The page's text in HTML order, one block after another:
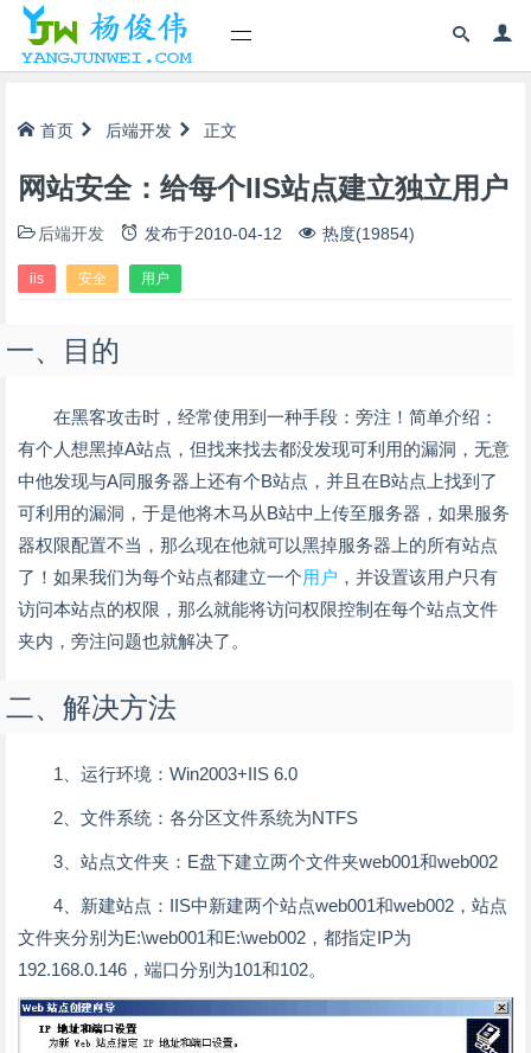
首页 后端开发 正文
网站安全：给每个IIS站点建立独立用户
后端开发 发布于2010-04-12 热度(19854)
iis 安全 用户
一、目的
在黑客攻击时，经常使用到一种手段：旁注！简单介绍：
有个人想黑掉A站点，但找来找去都没发现可利用的漏洞，无意
中他发现与A同服务器上还有个B站点，并且在B站点上找到了
可利用的漏洞，于是他将木马从B站中上传至服务器，如果服务
器权限配置不当，那么现在他就可以黑掉服务器上的所有站点
了！如果我们为每个站点都建立一个用户 ，并设置该用户只有
访问本站点的权限，那么就能将访问权限控制在每个站点文件
夹内，旁注问题也就解决了。
二、解决方法
1、运行环境：Win2003+IIS 6.0
2、文件系统：各分区文件系统为NTFS
3、站点文件夹：E盘下建立两个文件夹web001和web002
4、新建站点：IIS中新建两个站点web001和web002，站点
文件夹分别为E:\web001和E:\web002，都指定IP为
192.168.0.146，端口分别为101和102。